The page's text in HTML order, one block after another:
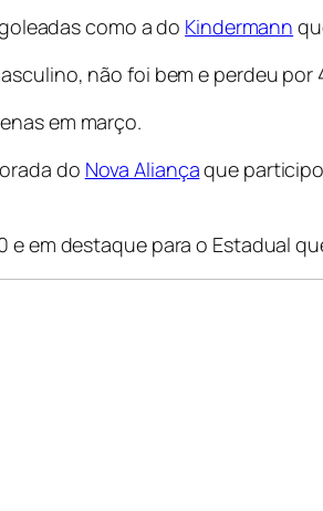
como a do Kindermann
não foi bem e perdeu por
em março.
do Nova Aliançaque
em destaque para o Estadual